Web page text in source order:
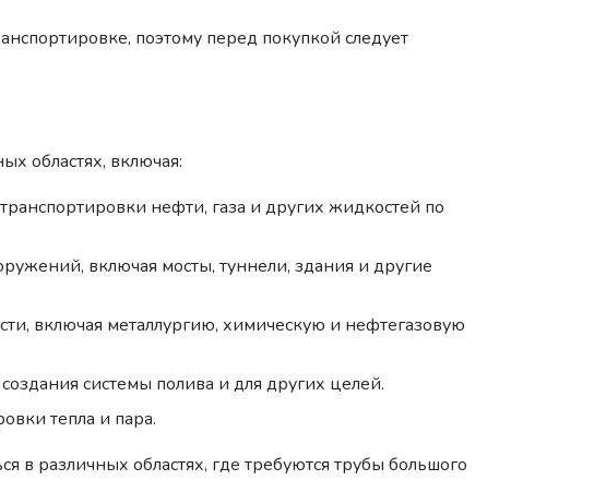
поэтому перед покупкой следует
областях, включая:
нефти, газа и других жидкостей по
включая мосты, туннели, здания и другие
включая металлургию, химическую и нефтегазовую
системы полива и для других целей.
тепла и пара.
различных областях, где требуются трубы большого